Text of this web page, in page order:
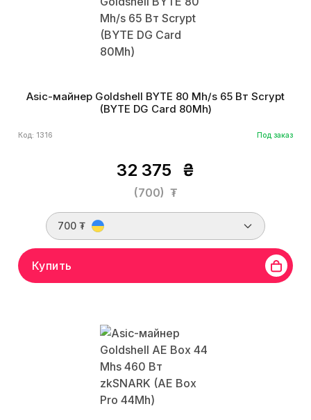
Asic-майнер Goldshell BYTE 80 Mh/s 65 Вт Scrypt
(BYTE DG Card 80Mh)
Код: 1316 Под заказ
32 375 ₴
(700) ₮
700 ₮
Купить